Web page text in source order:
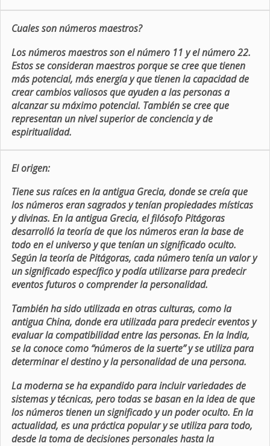
Cuales son números maestros?
Los números maestros son el número 11 y el número 22.
Estos se consideran maestros porque se cree que tienen
más potencial, más energía y que tienen la capacidad de
crear cambios valiosos que ayuden a las personas a
alcanzar su máximo potencial. También se cree que
representan un nivel superior de conciencia y de
espiritualidad.
El origen:
Tiene sus raíces en la antigua Grecia, donde se creía que
los números eran sagrados y tenían propiedades místicas
y divinas. En la antigua Grecia, el filósofo Pitágoras
desarrolló la teoría de que los números eran la base de
todo en el universo y que tenían un significado oculto.
Según la teoría de Pitágoras, cada número tenía un valor y
un significado específico y podía utilizarse para predecir
eventos futuros o comprender la personalidad.
También ha sido utilizada en otras culturas, como la
antigua China, donde era utilizada para predecir eventos y
evaluar la compatibilidad entre las personas. En la India,
se la conoce como “números de la suerte” y se utiliza para
determinar el destino y la personalidad de una persona.
La moderna se ha expandido para incluir variedades de
sistemas y técnicas, pero todas se basan en la idea de que
los números tienen un significado y un poder oculto. En la
actualidad, es una práctica popular y se utiliza para todo,
desde la toma de decisiones personales hasta la